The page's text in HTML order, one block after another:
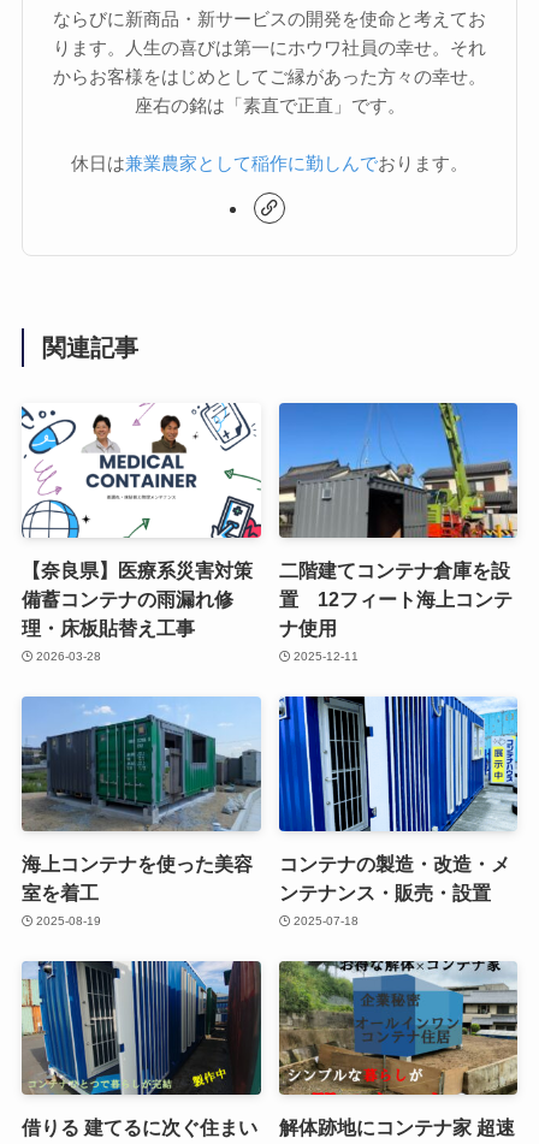
ならびに新商品・新サービスの開発を使命と考えてお
ります。人生の喜びは第一にホウワ社員の幸せ。それ
からお客様をはじめとしてご縁があった方々の幸せ。
座右の銘は「素直で正直」です。
休日は兼業農家として稲作に勤しんでおります。
関連記事
【奈良県】医療系災害対策
備蓄コンテナの雨漏れ修
理・床板貼替え工事
2026-03-28
二階建てコンテナ倉庫を設
置 12フィート海上コンテ
ナ使用
2025-12-11
海上コンテナを使った美容
室を着工
2025-08-19
コンテナの製造・改造・メ
ンテナンス・販売・設置
2025-07-18
借りる 建てるに次ぐ住まい
解体跡地にコンテナ家 超速